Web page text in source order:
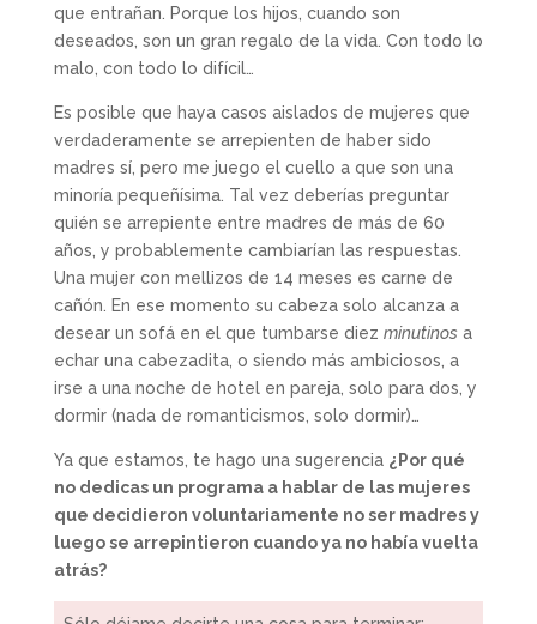
que entrañan. Porque los hijos, cuando son
deseados, son un gran regalo de la vida. Con todo lo
malo, con todo lo difícil…
Es posible que haya casos aislados de mujeres que
verdaderamente se arrepienten de haber sido
madres sí, pero me juego el cuello a que son una
minoría pequeñísima. Tal vez deberías preguntar
quién se arrepiente entre madres de más de 60
años, y probablemente cambiarían las respuestas.
Una mujer con mellizos de 14 meses es carne de
cañón. En ese momento su cabeza solo alcanza a
desear un sofá en el que tumbarse diez minutinosa
echar una cabezadita, o siendo más ambiciosos, a
irse a una noche de hotel en pareja, solo para dos, y
dormir (nada de romanticismos, solo dormir)…
Ya que estamos, te hago una sugerencia ¿Por qué
no dedicas un programa a hablar de las mujeres
que decidieron voluntariamente no ser madres y
luego se arrepintieron cuando ya no había vuelta
atrás?